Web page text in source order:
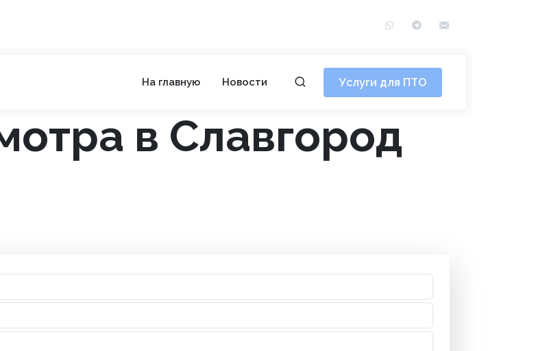
WhatsAppTelegram
Услуги для ПТО
На главную Новости
в Славгород